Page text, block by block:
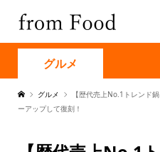
グルメ
グルメ
【歴代売上No.1トレンド
ーアップして復刻！